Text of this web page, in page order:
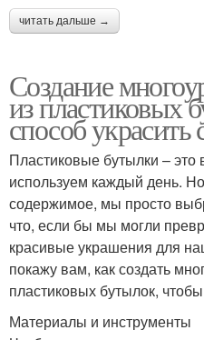
читать дальше →
Создание
из пластиковых
способ украсить
Пластиковые бутылки –
используем каждый день.
содержимое, мы просто
что, если бы мы могли
красивые украшения для
покажу вам, как создать
пластиковых бутылок,
Материалы и инструменты